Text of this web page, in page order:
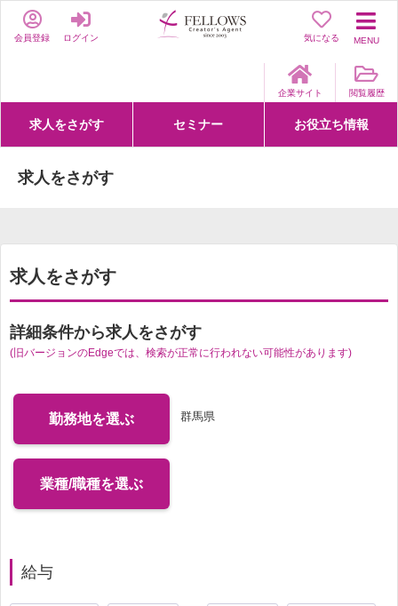
会員登録 ログイン 気になる MENU
企業サイト 閲覧履歴
求人をさがす
詳細条件からさがす
求人特集からさがす
セミナー
セミナーをさがす
クリエイティブNEXT
クリエイターズファーム
e-ラーニング
Fellows Creative Academy
企業研修
お役立ち情報
お役立ち情報一覧
聞くは一時、聞かぬは一生
クリエイターのお仕事図鑑
クリエイターの声
Q&A
企業様向けお役立ち情報
求人をさがす
求人をさがす
詳細条件から求人をさがす
(旧バージョンのEdgeでは、検索が正常に行われない可能性があります)
勤務地を選ぶ 群馬県
業種/職種を選ぶ
給与